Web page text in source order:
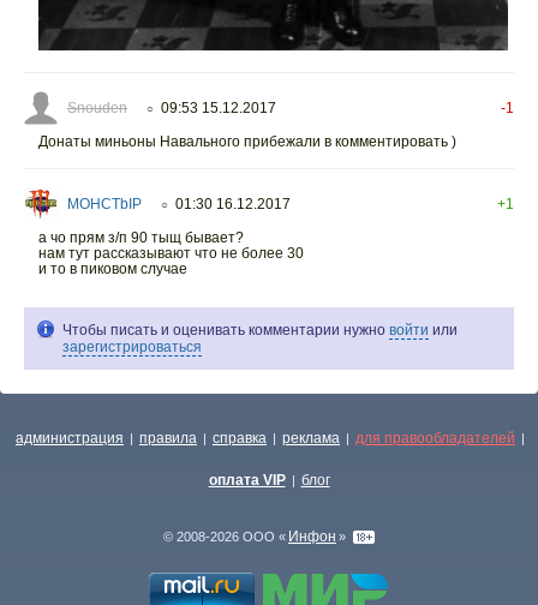
Snouden ○ 09:53 15.12.2017
-1
Донаты миньоны Навального прибежали в комментировать )
MOHCTbIP ○ 01:30 16.12.2017
+1
а чо прям з/п 90 тыщ бывает?
нам тут рассказывают что не более 30
и то в пиковом случае
Чтобы писать и оценивать комментарии нужно войти или
зарегистрироваться
администрация | правила | справка | реклама | для правообладателей |
оплата VIP | блог
© 2008-2026 ООО « Инфон »